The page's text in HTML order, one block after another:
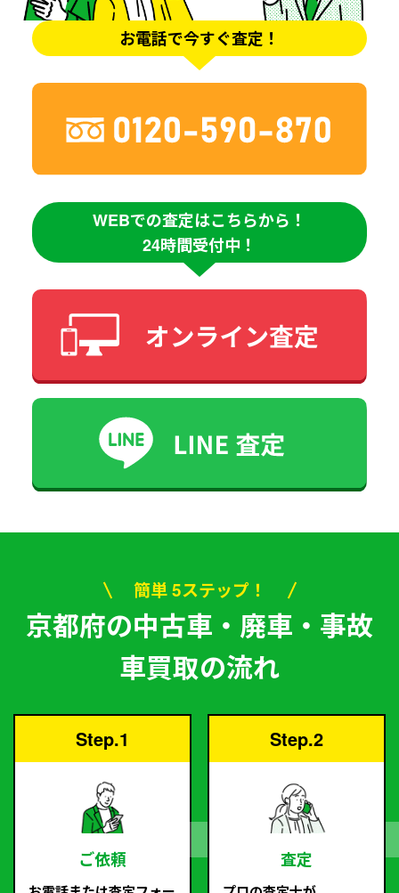
お電話で今すぐ査定！
WEBでの査定はこちらから！
24時間受付中！
簡単 5ステップ！
京都府の中古車・廃車・事故
車買取の流れ
Step.1
ご依頼
Step.2
査定